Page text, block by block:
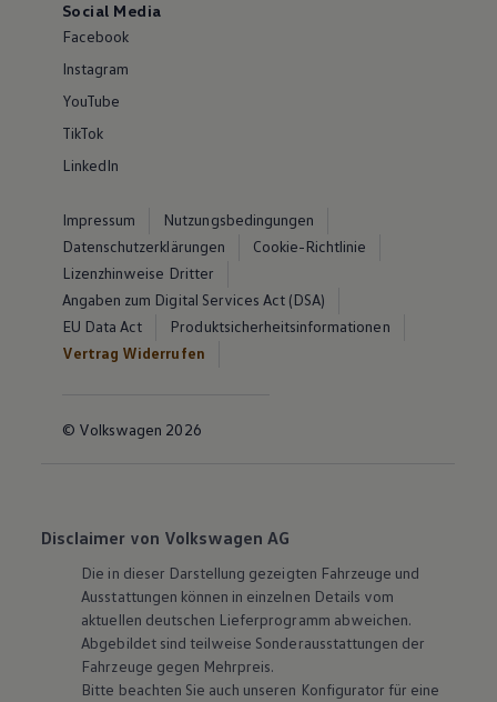
Social Media
Facebook
Instagram
YouTube
TikTok
LinkedIn
Impressum
Nutzungsbedingungen
Datenschutzerklärungen
Cookie-Richtlinie
Lizenzhinweise Dritter
Angaben zum Digital Services Act (DSA)
EU Data Act
Produktsicherheitsinformationen
Vertrag Widerrufen
© Volkswagen 2026
Disclaimer von Volkswagen AG
Die in dieser Darstellung gezeigten Fahrzeuge und
Ausstattungen können in einzelnen Details vom
aktuellen deutschen Lieferprogramm abweichen.
Abgebildet sind teilweise Sonderausstattungen der
Fahrzeuge gegen Mehrpreis.
Bitte beachten Sie auch unseren Konfigurator für eine